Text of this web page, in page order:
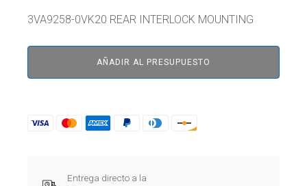
3VA9258-0VK20 REAR INTERLOCK MOUNTING
AÑADIR AL PRESUPUESTO
Entrega directo a la